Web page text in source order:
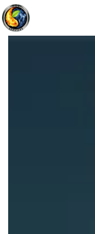
Panneau de gestion des